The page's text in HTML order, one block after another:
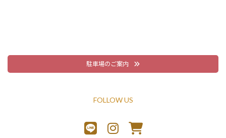
駐車場のご案内
FOLLOW US